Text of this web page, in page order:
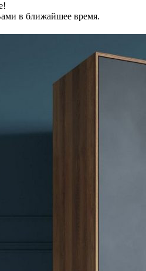
в ближайшее время.